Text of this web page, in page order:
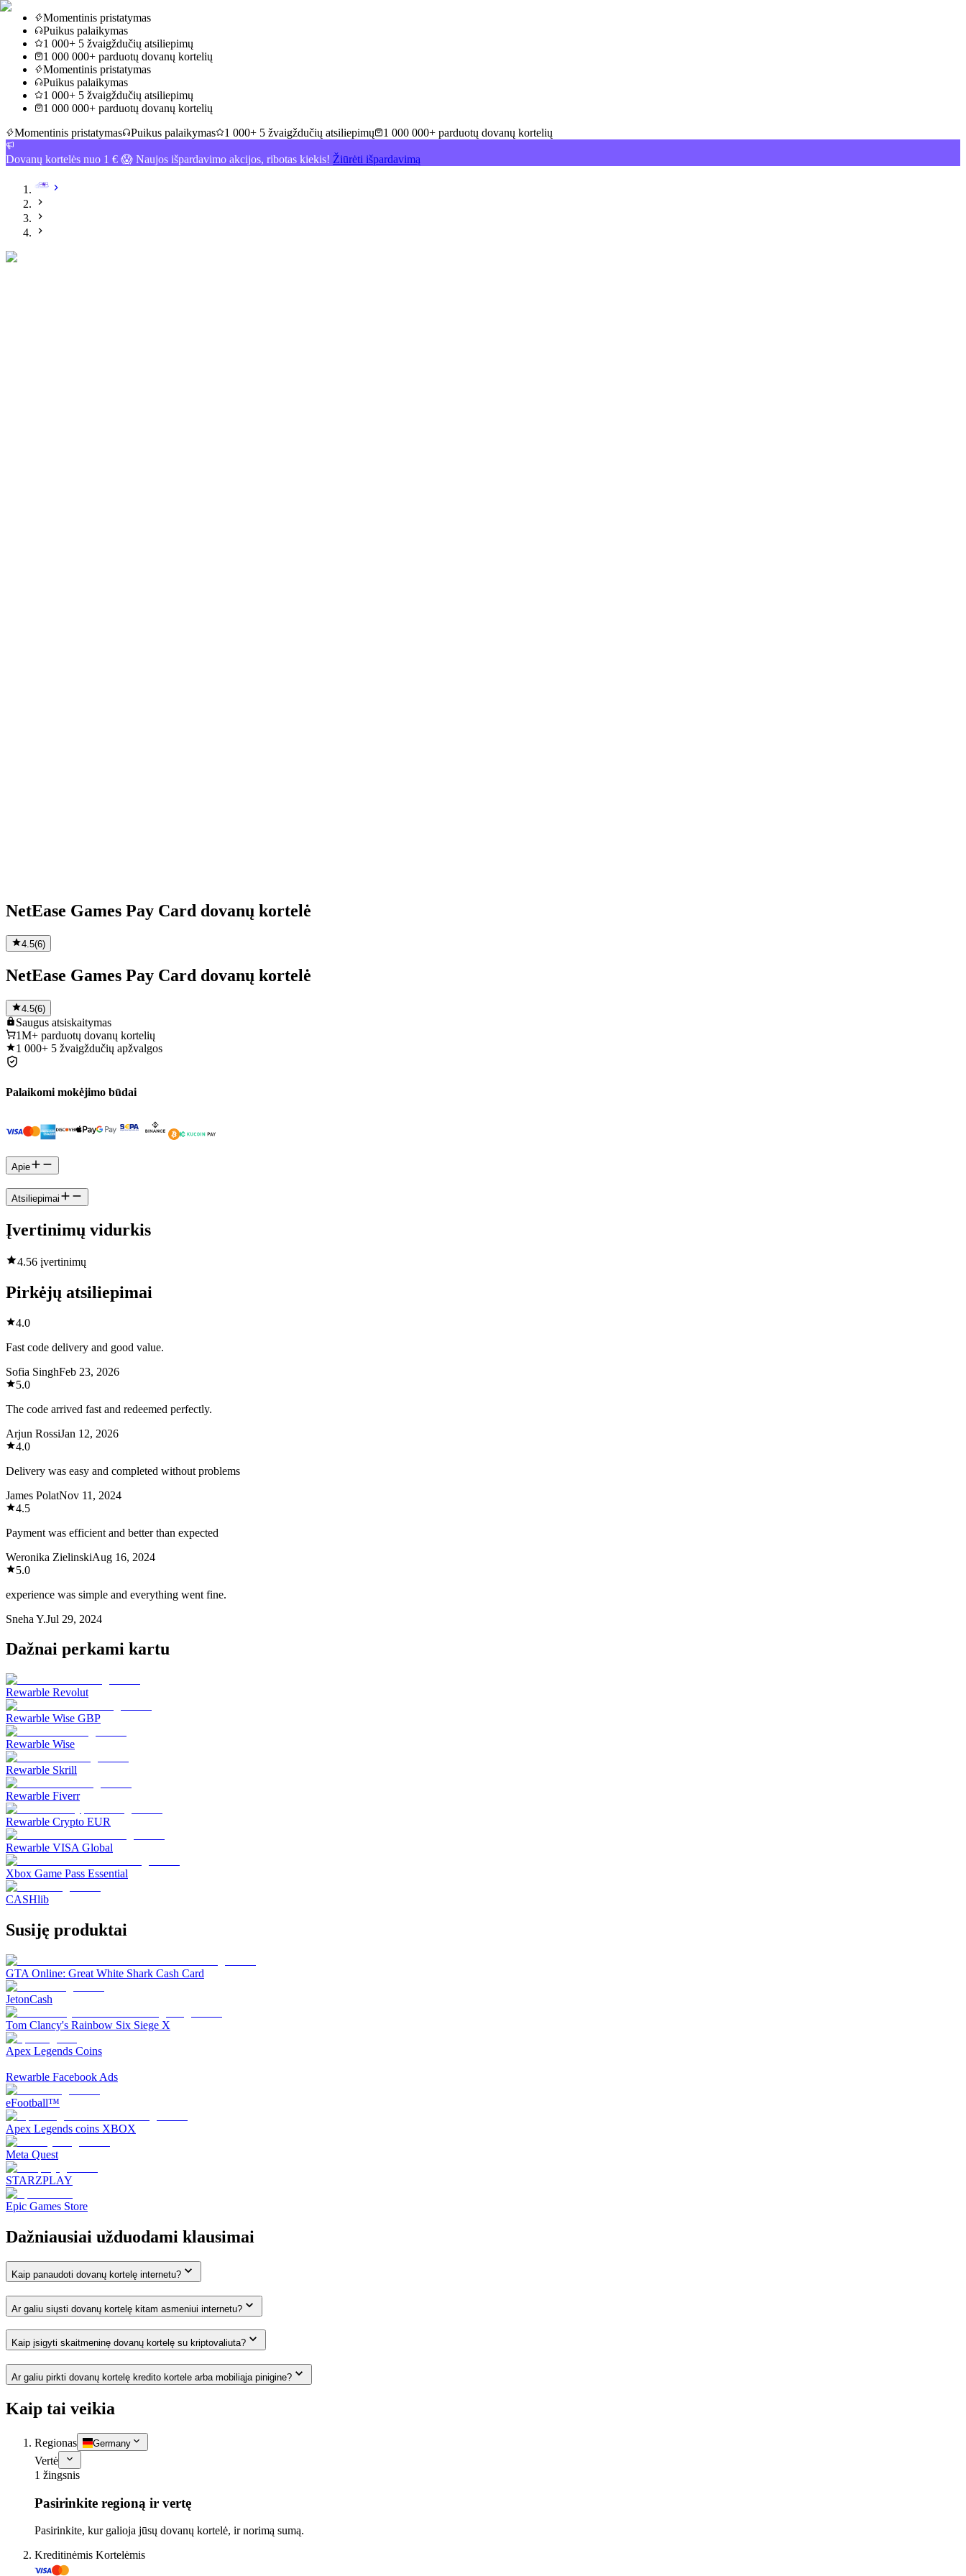
Momentinis pristatymas
Puikus palaikymas
1 000+ 5 žvaigždučių atsiliepimų
1 000 000+ parduotų dovanų kortelių
Momentinis pristatymas
Puikus palaikymas
1 000+ 5 žvaigždučių atsiliepimų
1 000 000+ parduotų dovanų kortelių
Momentinis pristatymas
Puikus palaikymas 1 000+ 5 žvaigždučių atsiliepimų 1 000 000+ parduotų dovanų kortelių
Dovanų kortelės nuo 1 € 😱 Naujos išpardavimo akcijos, ribotas kiekis! Žiūrėti išpardavimą
NetEase Games Pay Card dovanų kortelė
4.5(6)
NetEase Games Pay Card dovanų kortelė
4.5(6)
Saugus atsiskaitymas
1M+ parduotų dovanų kortelių
1 000+ 5 žvaigždučių apžvalgos
Palaikomi mokėjimo būdai
Apie
Atsiliepimai
Įvertinimų vidurkis
4.56 įvertinimų
Pirkėjų atsiliepimai
4.0
Fast code delivery and good value.
Sofia SinghFeb 23, 2026
5.0
The code arrived fast and redeemed perfectly.
Arjun RossiJan 12, 2026
4.0
Delivery was easy and completed without problems
James PolatNov 11, 2024
4.5
Payment was efficient and better than expected
Weronika ZielinskiAug 16, 2024
5.0
experience was simple and everything went fine.
Sneha Y.Jul 29, 2024
Dažnai perkami kartu
Rewarble Revolut
Rewarble Wise GBP
Rewarble Wise
Rewarble Skrill
Rewarble Fiverr
Rewarble Crypto EUR
Rewarble VISA Global
Xbox Game Pass Essential
CASHlib
Susiję produktai
GTA Online: Great White Shark Cash Card
JetonCash
Tom Clancy's Rainbow Six Siege X
Apex Legends Coins
Rewarble Facebook Ads
eFootball™
Apex Legends coins XBOX
Meta Quest
STARZPLAY
Epic Games Store
Dažniausiai užduodami klausimai
Kaip panaudoti dovanų kortelę internetu?
Ar galiu siųsti dovanų kortelę kitam asmeniui internetu?
Kaip įsigyti skaitmeninę dovanų kortelę su kriptovaliuta?
Ar galiu pirkti dovanų kortelę kredito kortele arba mobiliąja pinigine?
Kaip tai veikia
Regionas Germany
Vertė
1 žingsnis
Pasirinkite regioną ir vertę
Pasirinkite, kur galioja jūsų dovanų kortelė, ir norimą sumą.
Kreditinėmis Kortelėmis